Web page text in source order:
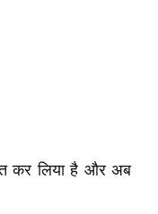
कर लिया है और अब